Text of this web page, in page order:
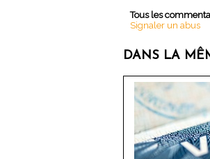
Tous les
Signaler un abus
DANS LA